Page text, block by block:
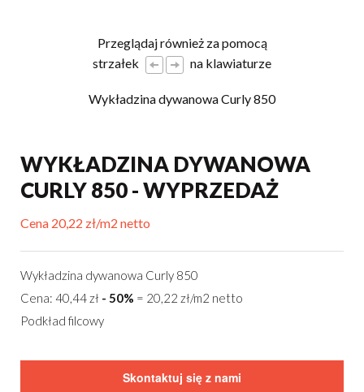
Przeglądaj również za pomocą
strzałek
na klawiaturze
Wykładzina dywanowa Curly 850
WYKŁADZINA DYWANOWA
CURLY 850 - WYPRZEDAŻ
Cena 20,22 zł/m2 netto
Wykładzina dywanowa Curly 850
Cena: 40,44 zł - 50% = 20,22 zł/m2 netto
Podkład filcowy
Skontaktuj się z nami